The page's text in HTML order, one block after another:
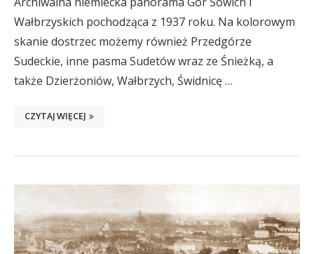
Wałbrzyskich pochodząca z 1937 roku. Na kolorowym
skanie dostrzec możemy również Przedgórze
Sudeckie, inne pasma Sudetów wraz ze Śnieżką, a
także Dzierżoniów, Wałbrzych, Świdnicę …
CZYTAJ WIĘCEJ